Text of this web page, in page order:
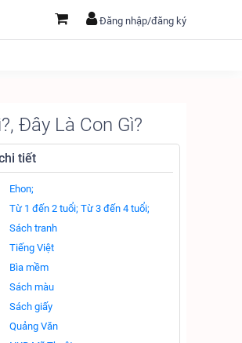
Đăng nhập/đăng ký
Đây Là Con Gì?
tiết
Ehon;
Từ 1 đến 2 tuổi; Từ 3 đến 4 tuổi;
Sách tranh
Tiếng Việt
Bìa mềm
Sách màu
Sách giấy
Quảng Văn